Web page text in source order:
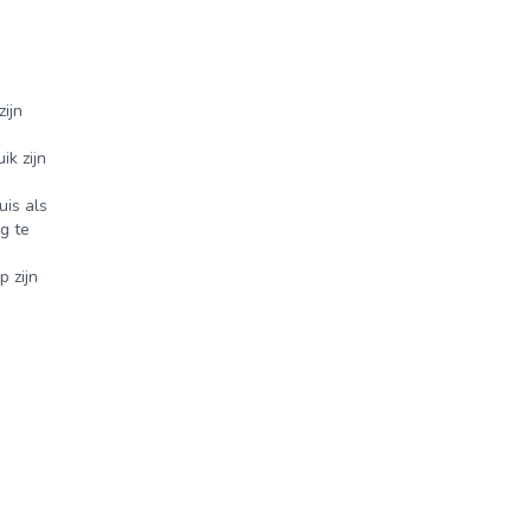
zijn
als
te
zijn